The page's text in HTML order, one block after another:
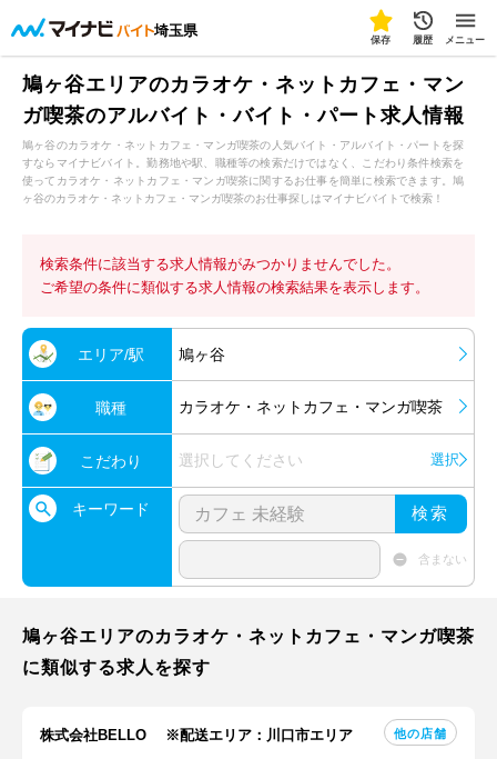
埼玉県
保存 履歴 メニュー
鳩ヶ谷エリアのカラオケ・ネットカフェ・マン
ガ喫茶のアルバイト・バイト・パート求人情報
鳩ヶ谷のカラオケ・ネットカフェ・マンガ喫茶の人気バイト・アルバイト・パートを探
すならマイナビバイト。勤務地や駅、職種等の検索だけではなく、こだわり条件検索を
使ってカラオケ・ネットカフェ・マンガ喫茶に関するお仕事を簡単に検索できます。鳩
ヶ谷のカラオケ・ネットカフェ・マンガ喫茶のお仕事探しはマイナビバイトで検索！
検索条件に該当する求人情報がみつかりませんでした。
ご希望の条件に類似する求人情報の検索結果を表示します。
エリア/駅 鳩ヶ谷
職種 カラオケ・ネットカフェ・マンガ喫茶
こだわり 選択してください 選択
キーワード 検索
含まない
鳩ヶ谷エリアのカラオケ・ネットカフェ・マンガ喫茶
に類似する求人を探す
株式会社BELLO ※配送エリア：川口市エリア 他の店舗